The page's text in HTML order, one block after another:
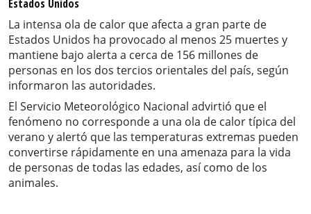
Estados Unidos
La intensa ola de calor que afecta a gran parte de
Estados Unidos ha provocado al menos 25 muertes y
mantiene bajo alerta a cerca de 156 millones de
personas en los dos tercios orientales del país, según
informaron las autoridades.
El Servicio Meteorológico Nacional advirtió que el
fenómeno no corresponde a una ola de calor típica del
verano y alertó que las temperaturas extremas pueden
convertirse rápidamente en una amenaza para la vida
de personas de todas las edades, así como de los
animales.